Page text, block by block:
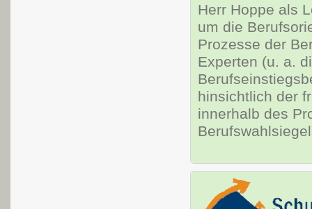
Herr Hoppe als
um die
Prozesse der
Experten (u. a.
hinsichtlich der
innerhalb des